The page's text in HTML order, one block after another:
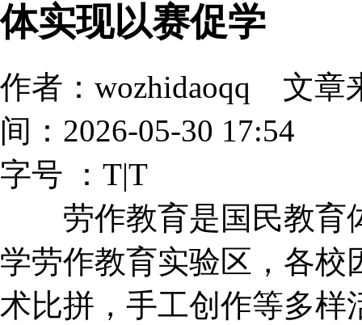
体实现以赛促学
作者：wozhidaoqq 文
间：2026-05-30 17:54
字号 ： T|T
劳作教育是国民教育
学劳作教育实验区，各校
术比拼，手工创作等